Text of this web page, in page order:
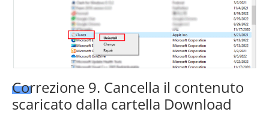
Correzione 9. Cancella il contenuto
scaricato dalla cartella Download